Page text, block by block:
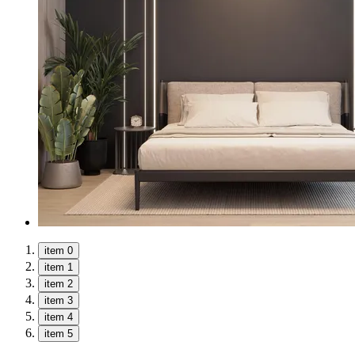
item 0
item 1
item 2
item 3
item 4
item 5